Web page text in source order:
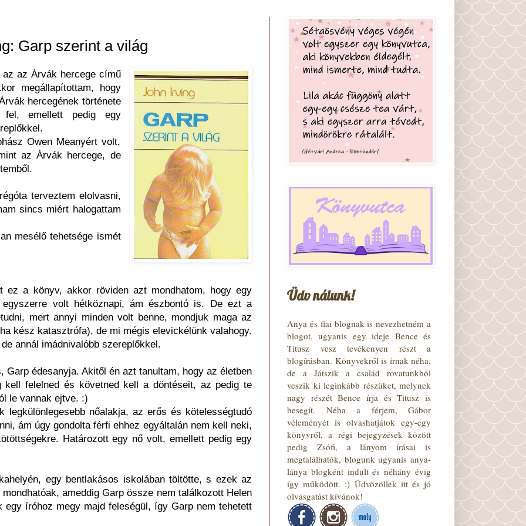
Garp szerint a világ
az Árvák hercege című
megállapítottam, hogy
hercegének története
fel, emellett pedig egy
Owen Meanyért volt,
az Árvák hercege, de
terveztem elolvasni,
sincs miért halogattam
mesélő tehetsége ismét
ez a könyv, akkor röviden azt mondhatom, hogy egy
volt hétköznapi, ám észbontó is. De ezt a
mert annyi minden volt benne, mondjuk maga az
kész katasztrófa), de mi mégis elevickélünk valahogy.
annál imádnivalóbb szereplőkkel.
édesanyja. Akitől én azt tanultam, hogy az életben
felelned és követned kell a döntéseit, az pedig te
le vannak ejtve. :)
legkülönlegesebb nőalakja, az erős és kötelességtudó
ám úgy gondolta férfi ehhez egyáltalán nem kell neki,
Határozott egy nő volt, emellett pedig egy
egy bentlakásos iskolában töltötte, s ezek az
ameddig Garp össze nem találkozott Helen
íróhoz megy majd feleségül, így Garp nem tehetett
Üdv nálunk!
Anya és fiai blognak is nevezhetném a
blogot, ugyanis egy ideje Bence és
Titusz vesz tevékenyen részt a
blogírásban. Könyvekről is írnak néha,
de a Játszik a család rovatunkból
veszik ki leginkább részüket, melynek
nagy részét Bence írja és Titusz is
besegít. Néha a férjem, Gábor
véleményét is olvashatjátok egy-egy
könyvről, a régi bejegyzések között
pedig Zsófi, a lányom írásai is
megtalálhatók, blogunk ugyanis anya-
lánya blogként indult és néhány évig
így működött. :) Üdvözöllek itt és jó
olvasgatást kívánok!